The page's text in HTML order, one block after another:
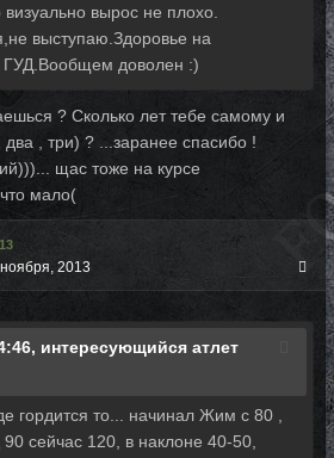
вырос не плохо.
выступаю.Здоровье на
ГУД.Вообщем доволен :)
? Сколько лет тебе самому и
два , три) ? ...заранее спасибо !
щас тоже на курсе
мало(
13
2013
интересующийся атлет
гордится то... начинал Жим с 80 ,
сейчас 120, в наклоне 40-50,